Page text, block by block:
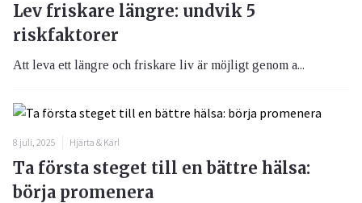
Lev friskare längre: undvik 5
riskfaktorer
Att leva ett längre och friskare liv är möjligt genom a...
8 juli, 2025 Hjärta & Kärl
Ta första steget till en bättre hälsa:
börja promenera